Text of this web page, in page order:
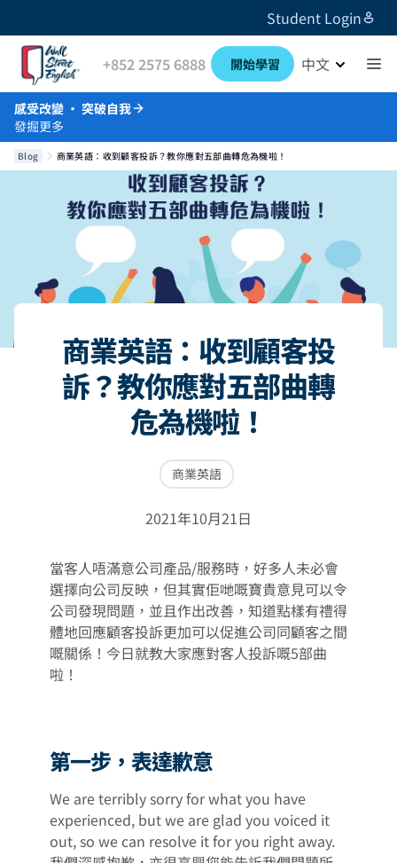
Student Login
+852 2575 6888 開始學習 中文
感受改變 · 突破自我
發掘更多
Blog 商業英語：收到顧客投訴？教你應對五部曲轉危為機啦！
商業英語：收到顧客投
訴？教你應對五部曲轉
危為機啦！
商業英語
2021年10月21日
當客人唔滿意公司產品/服務時，好多人未必會
選擇向公司反映，但其實佢哋嘅寶貴意見可以令
公司發現問題，並且作出改善，知道點樣有禮得
體地回應顧客投訴更加可以促進公司同顧客之間
嘅關係！今日就教大家應對客人投訴嘅5部曲
啦！
第一步，表達歉意
We are terribly sorry for what you have
experienced, but we are glad you voiced it
out, so we can resolve it for you right away.